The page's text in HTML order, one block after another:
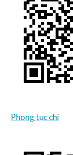
Phong tục chí